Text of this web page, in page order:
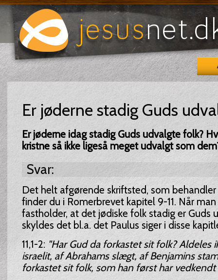
Er jøderne stadig Guds
Er jøderne idag stadig Guds udvalgte folk?
kristne så ikke ligeså meget udvalgt som
Svar:
Det helt afgørende skriftsted, som
finder du i Romerbrevet kapitel 9-11. Når
fastholder, at det jødiske folk stadig er Guds
skyldes det bl.a. det Paulus siger i disse
11,1-2: "Har Gud da forkastet sit folk? Aldeles
israelit, af Abrahams slægt, af Benjamins
forkastet sit folk, som han først har vedkendt